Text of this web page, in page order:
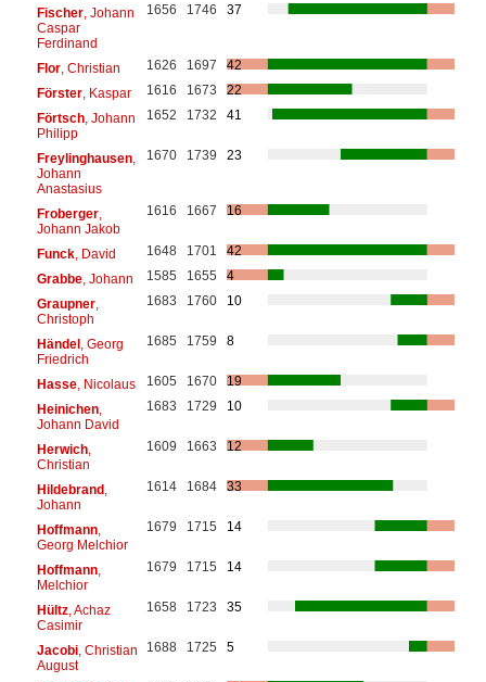
Fischer, Johann
Caspar
Ferdinand
1656 1746 37
Flor, Christian 1626 1697
42
Förster, Kaspar 1616 1673
22
Förtsch, Johann
Philipp
1652 1732 41
Freylinghausen,
Johann
Anastasius
1670 1739 23
Froberger,
Johann Jakob
1616 1667 16
Funck, David 1648 1701
42
Grabbe, Johann 1585 1655
4
Graupner,
Christoph
1683 1760 10
Händel, Georg
Friedrich
1685 1759 8
Hasse, Nicolaus 1605 1670
19
Heinichen,
Johann David
1683 1729 10
Herwich,
Christian
1609 1663 12
Hildebrand,
Johann
1614 1684 33
Hoffmann,
Georg Melchior
1679 1715 14
Hoffmann,
Melchior
1679 1715 14
Hültz, Achaz
Casimir
1658 1723 35
Jacobi, Christian
August
1688 1725 5